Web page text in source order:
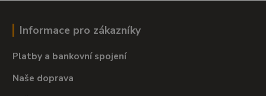
Informace pro zákazníky
Platby a bankovní spojení
Naše doprava